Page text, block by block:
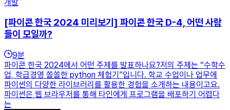
개발
[파이콘 한국 2024 미리보기] 파이콘 한국 D-4, 어떤 사람
들이 모일까?
9분
파이콘 한국 2024에서 어떤 주제를 발표하나요?저의 주제는 “수학수
업, 학급경영 쏠쏠한 python 체험기”입니다. 학교 수업이나 업무에
파이썬의 다양한 라이브러리를 활용한 경험을 소개하는 내용이고요.
파이썬은 웹 브라우저를 통해 타인에게 프로그램을 배포하기 어렵다
는